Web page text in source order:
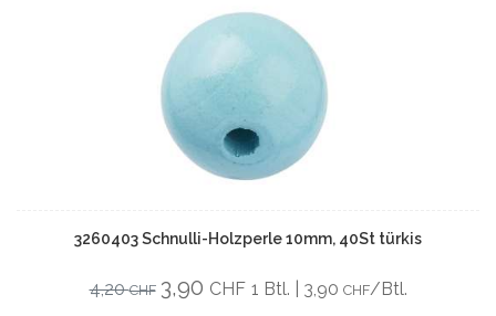
3260403 Schnulli-Holzperle 10mm, 40St türkis
4,20CHF 3,90 CHF 1 Btl. | 3,90 CHF/Btl.